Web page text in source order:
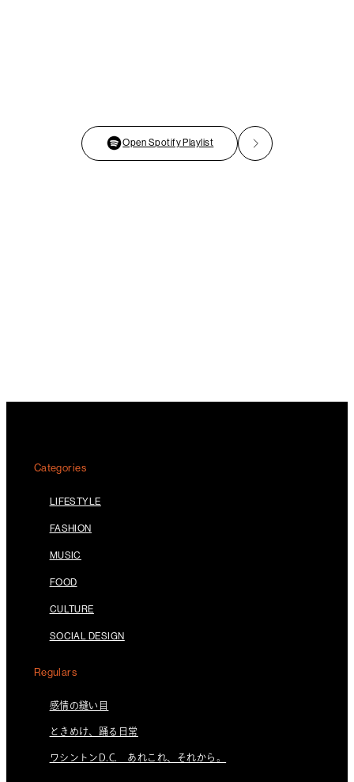
Open Spotify Playlist
Categories
LIFESTYLE
FASHION
MUSIC
FOOD
CULTURE
SOCIAL DESIGN
Regulars
感情の縫い目
ときめけ、踊る日常
ワシントンD.C. あれこれ、それから。